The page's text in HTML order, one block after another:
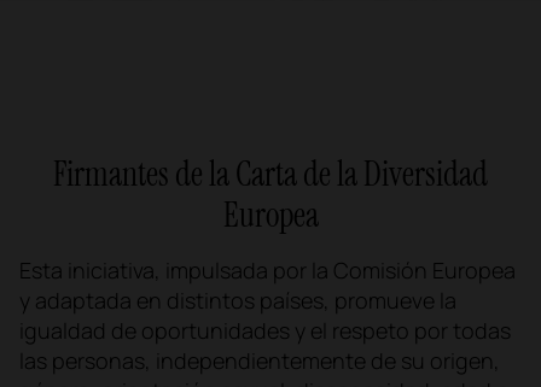
Firmantes de la Carta de la Diversidad
Europea
Esta iniciativa, impulsada por la Comisión Europea
y adaptada en distintos países, promueve la
igualdad de oportunidades y el respeto por todas
las personas, independientemente de su origen,